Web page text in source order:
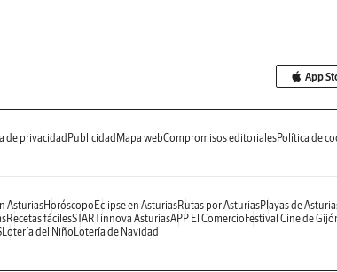
App
de privacidad Publicidad Mapa webCompromisos editorialesPolítica de
AsturiasHoróscopo Eclipse en AsturiasRutas por AsturiasPlayas de
Recetas fácilesSTARTinnova AsturiasAPP El Comercio Festival Cine de
Lotería del Niño Lotería de Navidad